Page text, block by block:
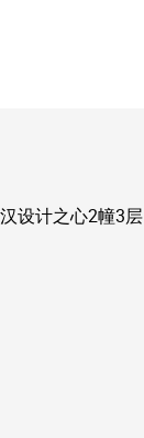
设计之心2幢3层